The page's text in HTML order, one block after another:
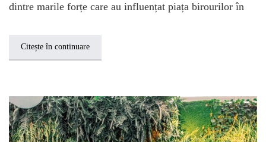
dintre marile forțe care au influențat piața birourilor în
Citește în continuare